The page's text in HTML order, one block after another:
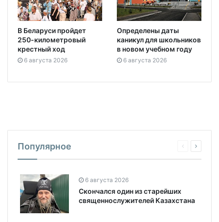
В Беларуси пройдет
250-километровый
крестный ход
6 августа 2026
Определены даты
каникул для школьников
в новом учебном году
6 августа 2026
Популярное
6 августа 2026
Скончался один из старейших
священнослужителей Казахстана